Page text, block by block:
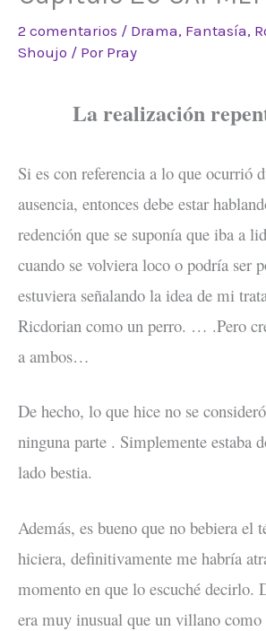
2 comentarios / Drama, Fantasía,
Shoujo / Por Pray
La realización
Si es con referencia a lo que ocurrió
ausencia, entonces debe estar
redención que se suponía que iba a
cuando se volviera loco o podría ser
estuviera señalando la idea de mi
Ricdorian como un perro. … .Pero
a ambos…
De hecho, lo que hice no se
ninguna parte . Simplemente estaba
lado bestia.
Además, es bueno que no bebiera el
hiciera, definitivamente me habría
momento en que lo escuché decirlo.
era muy inusual que un villano como